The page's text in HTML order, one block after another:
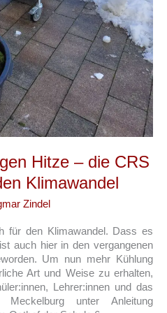
Hitze – die CRS
Klimawandel
Zindel
für den Klimawandel. Dass es
auch hier in den vergangenen
Um nun mehr Kühlung
Art und Weise zu erhalten,
Lehrer:innen und das
unter Anleitung